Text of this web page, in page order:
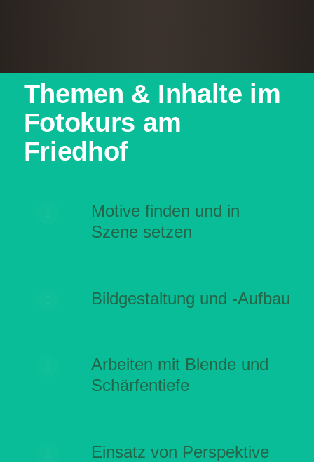
Themen & Inhalte im
Fotokurs am
Friedhof
Motive finden und in
Szene setzen
Bildgestaltung und -Aufbau
Arbeiten mit Blende und
Schärfentiefe
Einsatz von Perspektive